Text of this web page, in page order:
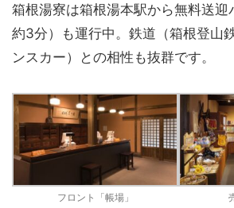
箱根湯寮は箱根湯本駅から無料送迎
約3分）も運行中。鉄道（箱根登山
ンスカー）との相性も抜群です。
フロント「帳場」